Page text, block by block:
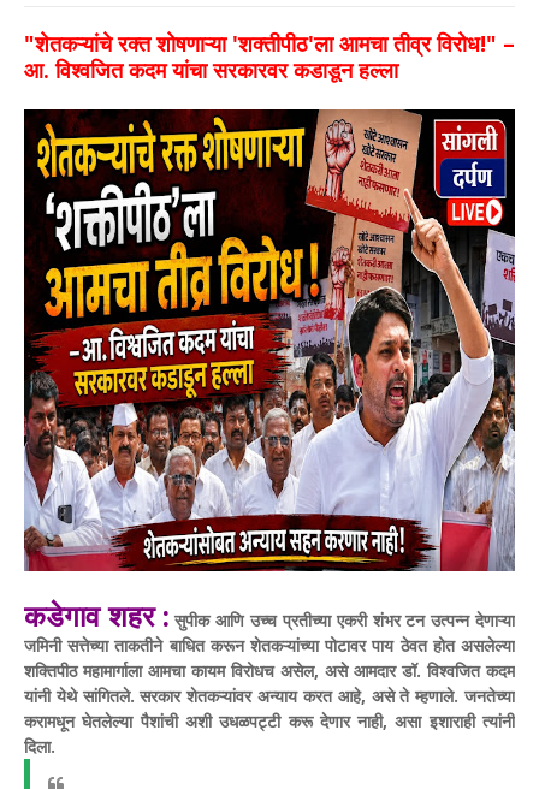
"शेतकऱ्यांचे रक्त शोषणाऱ्या 'शक्तीपीठ'ला आमचा तीव्र विरोध!" –
आ. विश्वजित कदम यांचा सरकारवर कडाडून हल्ला
कडेगाव शहर : सुपीक आणि उच्च प्रतीच्या एकरी शंभर टन उत्पन्न देणाऱ्या
जमिनी सत्तेच्या ताकतीने बाधित करून शेतकऱ्यांच्या पोटावर पाय ठेवत होत असलेल्या
शक्तिपीठ महामार्गाला आमचा कायम विरोधच असेल, असे आमदार डॉ. विश्वजित कदम
यांनी येथे सांगितले. सरकार शेतकऱ्यांवर अन्याय करत आहे, असे ते म्हणाले. जनतेच्या
करामधून घेतलेल्या पैशांची अशी उधळपट्टी करू देणार नाही, असा इशाराही त्यांनी
दिला.